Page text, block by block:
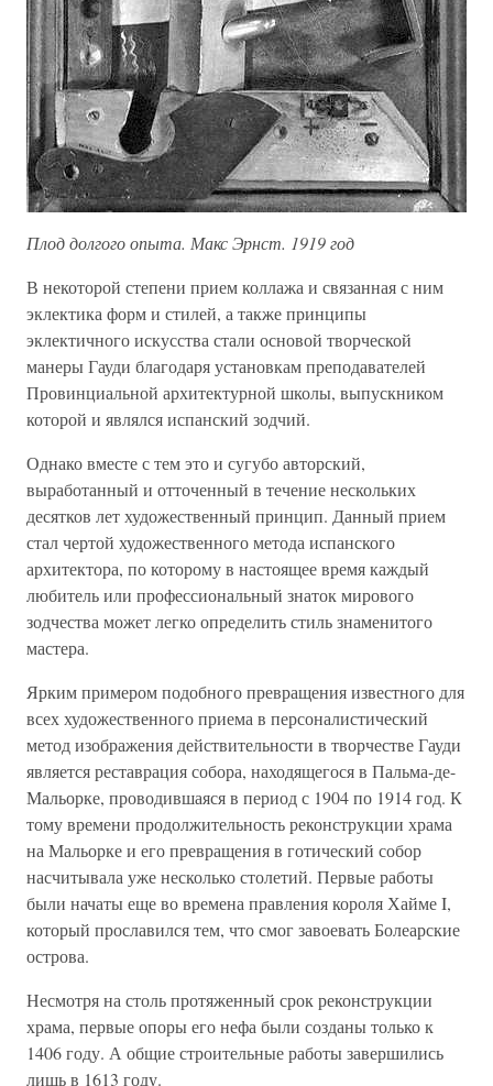
Плод долгого опыта. Макс Эрнст. 1919 год
В некоторой степени прием коллажа и связанная с ним
эклектика форм и стилей, а также принципы
эклектичного искусства стали основой творческой
манеры Гауди благодаря установкам преподавателей
Провинциальной архитектурной школы, выпускником
которой и являлся испанский зодчий.
Однако вместе с тем это и сугубо авторский,
выработанный и отточенный в течение нескольких
десятков лет художественный принцип. Данный прием
стал чертой художественного метода испанского
архитектора, по которому в настоящее время каждый
любитель или профессиональный знаток мирового
зодчества может легко определить стиль знаменитого
мастера.
Ярким примером подобного превращения известного для
всех художественного приема в персоналистический
метод изображения действительности в творчестве Гауди
является реставрация собора, находящегося в Пальма-де-
Мальорке, проводившаяся в период с 1904 по 1914 год. К
тому времени продолжительность реконструкции храма
на Мальорке и его превращения в готический собор
насчитывала уже несколько столетий. Первые работы
были начаты еще во времена правления короля Хайме I,
который прославился тем, что смог завоевать Болеарские
острова.
Несмотря на столь протяженный срок реконструкции
храма, первые опоры его нефа были созданы только к
1406 году. А общие строительные работы завершились
лишь в 1613 году.